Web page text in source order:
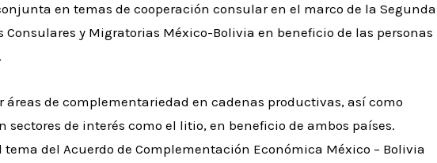
en temas de cooperación consular en el marco de la Segunda
y Migratorias México-Bolivia en beneficio de las personas
de complementariedad en cadenas productivas, así como
sectores de interés como el litio, en beneficio de ambos países.
del Acuerdo de Complementación Económica México – Bolivia